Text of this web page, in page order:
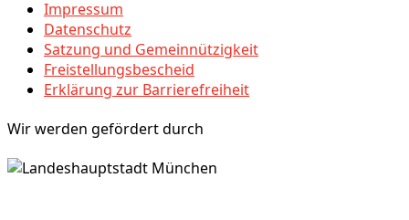
Impressum
Datenschutz
Satzung und Gemeinnützigkeit
Freistellungsbescheid
Erklärung zur Barrierefreiheit
Wir werden gefördert durch